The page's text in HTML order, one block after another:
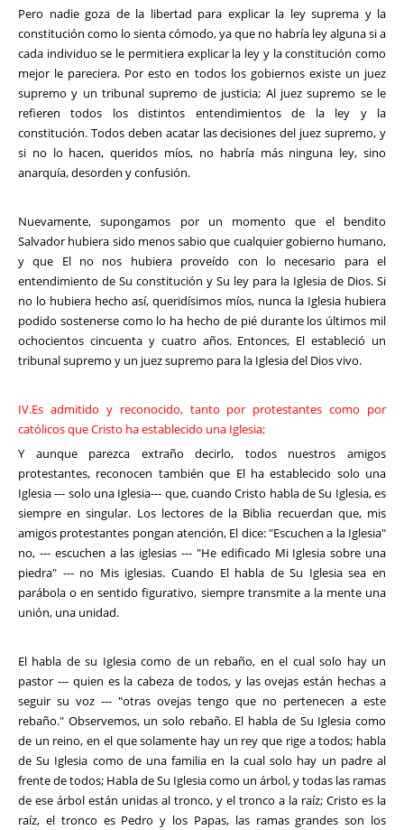
Pero nadie goza de la libertad para explicar la ley suprema y la
constitución como lo sienta cómodo, ya que no habría ley alguna si a
cada individuo se le permitiera explicar la ley y la constitución como
mejor le pareciera. Por esto en todos los gobiernos existe un juez
supremo y un tribunal supremo de justicia; Al juez supremo se le
refieren todos los distintos entendimientos de la ley y la
constitución. Todos deben acatar las decisiones del juez supremo, y
si no lo hacen, queridos míos, no habría más ninguna ley, sino
anarquía, desorden y confusión.
Nuevamente, supongamos por un momento que el bendito
Salvador hubiera sido menos sabio que cualquier gobierno humano,
y que El no nos hubiera proveído con lo necesario para el
entendimiento de Su constitución y Su ley para la Iglesia de Dios. Si
no lo hubiera hecho así, queridísimos míos, nunca la Iglesia hubiera
podido sostenerse como lo ha hecho de pié durante los últimos mil
ochocientos cincuenta y cuatro años. Entonces, El estableció un
tribunal supremo y un juez supremo para la Iglesia del Dios vivo.
IV.Es admitido y reconocido, tanto por protestantes como por
católicos que Cristo ha establecido una Iglesia;
Y aunque parezca extraño decirlo, todos nuestros amigos
protestantes, reconocen también que El ha establecido solo una
Iglesia --- solo una Iglesia--- que, cuando Cristo habla de Su Iglesia, es
siempre en singular. Los lectores de la Biblia recuerdan que, mis
amigos protestantes pongan atención, El dice: "Escuchen a la Iglesia"
no, --- escuchen a las iglesias --- "He edificado Mi Iglesia sobre una
piedra" --- no Mis iglesias. Cuando El habla de Su Iglesia sea en
parábola o en sentido figurativo, siempre transmite a la mente una
unión, una unidad.
El habla de su Iglesia como de un rebaño, en el cual solo hay un
pastor --- quien es la cabeza de todos, y las ovejas están hechas a
seguir su voz --- "otras ovejas tengo que no pertenecen a este
rebaño." Observemos, un solo rebaño. El habla de Su Iglesia como
de un reino, en el que solamente hay un rey que rige a todos; habla
de Su Iglesia como de una familia en la cual solo hay un padre al
frente de todos; Habla de Su Iglesia como un árbol, y todas las ramas
de ese árbol están unidas al tronco, y el tronco a la raíz; Cristo es la
raíz, el tronco es Pedro y los Papas, las ramas grandes son los